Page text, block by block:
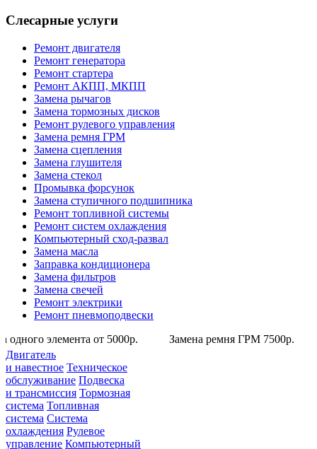
Слесарные услуги
Ремонт двигателя
Ремонт генератора
Ремонт стартера
Ремонт АКПП, МКПП
Замена рычагов
Замена тормозных дисков
Ремонт рулевого управления
Замена ремня ГРМ
Замена сцепления
Замена глушителя
Замена стекол
Промывка форсунок
Замена ступичного подшипника
Ремонт топливной системы
Ремонт систем охлаждения
Компьютерный сход-развал
Замена масла
Заправка кондиционера
Замена фильтров
Замена свечей
Ремонт электрики
Ремонт пневмоподвески
элемента от 5000р. Замена ремня ГРМ 7500р.
Двигатель
и навестное Техническое
обслуживание Подвеска
и трансмиссия Тормозная
система Топливная
система Система
охлаждения Рулевое
управление Компьютерный